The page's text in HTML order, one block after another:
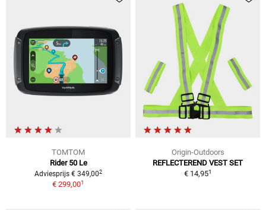
TOMTOM
Rider 50 Le
Adviesprijs € 349,002
€ 299,001
Origin-Outdoors
REFLECTEREND VEST SET
€ 14,951